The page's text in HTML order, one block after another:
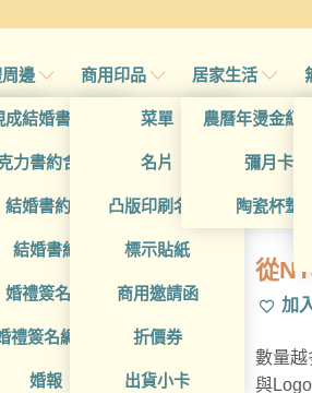
邊
成結婚書約夾
力書約含木座
結婚書約組
結婚書約
婚禮簽名簿
禮簽名綢(p)
婚報
商用印品
菜單
名片
凸版印刷名片
標示貼紙
商用邀請函
折價券
出貨小卡
居家生活
農曆年燙金紅
彌月卡
陶瓷杯墊
從
加
數量越
與